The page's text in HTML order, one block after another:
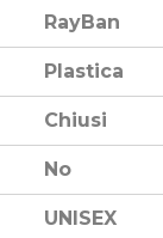
RayBan
Plastica
Chiusi
No
UNISEX